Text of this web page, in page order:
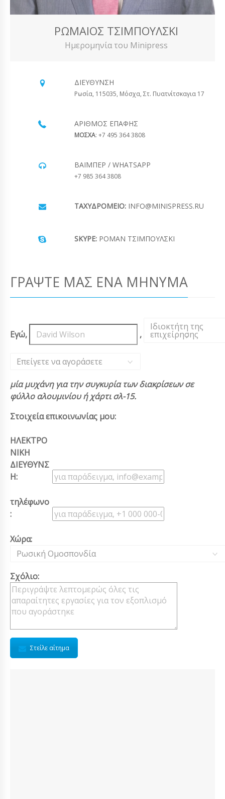
ΡΩΜΑΊΟΣ ΤΣΙΜΠΟΎΛΣΚΙ
Ημερομηνία του Minipress
ΔΙΕΎΘΥΝΣΗ
Ρωσία, 115035, Μόσχα, Στ. Πυατνίτσκαγια 17
ΑΡΙΘΜΌΣ ΕΠΑΦΉΣ
ΜΟΣΧΑ: +7 495 364 3808
ΒΆΙΜΠΕΡ / WHATSAPP
+7 985 364 3808
ΤΑΧΥΔΡΟΜΕΊΟ: INFO@MINISPRESS.RU
SKYPE: ΡΟΜΆΝ ΤΣΙΜΠΟΎΛΣΚΙ
ΓΡΆΨΤΕ ΜΑΣ ΈΝΑ ΜΉΝΥΜΑ
Εγώ, ,
Ιδιοκτήτη της
επιχείρησης
,
Επείγετε να αγοράσετε
μία μυχάνη για την συγκυρία των διακρίσεων σε
φύλλο αλουμινίου ή χάρτι σλ-15.
Στοιχεία επικοινωνίας μου:
ΗΛΕΚΤΡΟ
ΝΙΚΗ
ΔΙΕΥΘΥΝΣ
Η:
τηλέφωνο
:
Χώρα:
Ρωσική Ομοσπονδία
Σχόλιο:
Στείλε αίτημα